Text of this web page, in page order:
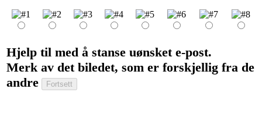
Hjelp til med å stanse uønsket e-post.
Merk av det biledet, som er forskjellig fra de
andre